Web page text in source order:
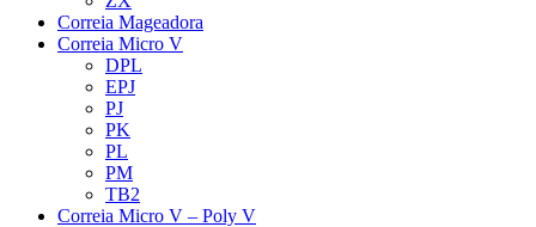
Correia Mageadora
Correia Micro V
DPL
EPJ
PJ
PK
PL
PM
TB2
Correia Micro V – Poly V